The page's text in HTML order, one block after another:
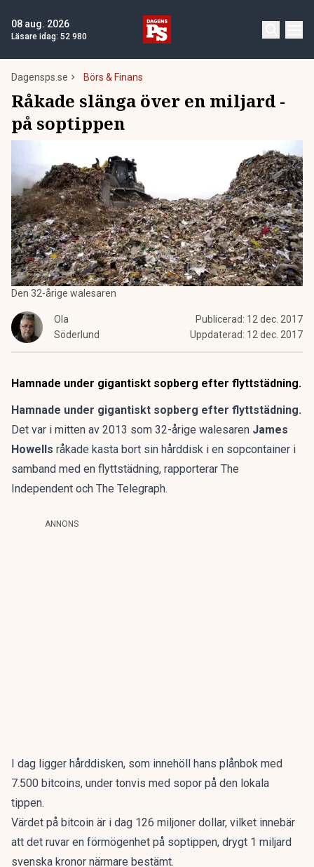
08 aug. 2026
Läsare idag: 52 980
Dagensps.se Börs & Finans
Råkade slänga över en miljard -
på soptippen
Den 32-årige walesaren
Ola
Söderlund
Publicerad: 12 dec. 2017
Uppdaterad: 12 dec. 2017
Hamnade under gigantiskt sopberg efter flyttstädning.
Hamnade under gigantiskt sopberg efter flyttstädning.
Det var i mitten av 2013 som 32-årige walesaren James
Howells råkade kasta bort sin hårddisk i en sopcontainer i
samband med en flyttstädning, rapporterar The
Independent och The Telegraph.
ANNONS
I dag ligger hårddisken, som innehöll hans plånbok med
7.500 bitcoins, under tonvis med sopor på den lokala
tippen.
Värdet på bitcoin är i dag 126 miljoner dollar, vilket innebär
att det ruvar en förmögenhet på soptippen, drygt 1 miljard
svenska kronor närmare bestämt.